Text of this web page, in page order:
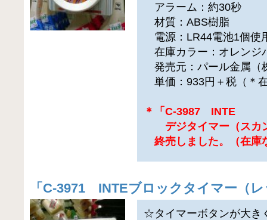
アラーム：約30秒
材質：ABS樹脂
電源：LR44電池1個使
在庫カラー：オレンジ
発売元：パール金属（
単価：933円＋税（＊
＊「C-3987 INTE
デジタイマー（スカ
終売しました。（在庫
「 C-3971 INTEブロックタイマー（レ
☆タイマーボタンが大き